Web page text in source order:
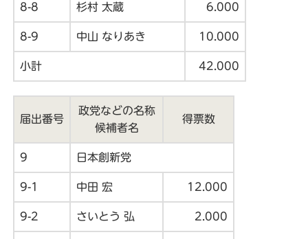
8-8 杉村 太蔵 6.000
8-9 中山 なりあき 10.000
小計 42.000
届出番号
政党などの名称
候補者名
得票数
9 日本創新党
9-1 中田 宏 12.000
9-2 さいとう 弘 2.000